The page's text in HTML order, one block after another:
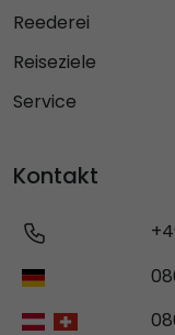
Reederei
Reiseziele
Service
Kontakt